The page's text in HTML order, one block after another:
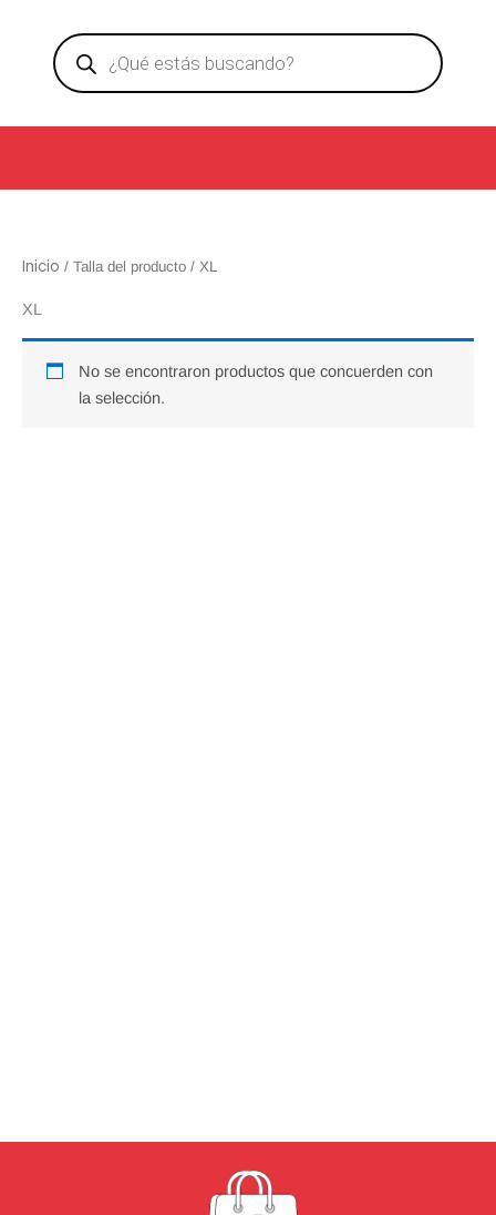
contenido
Products
search
Inicio / Talla del producto / XL
XL
No se encontraron productos que concuerden con
la selección.